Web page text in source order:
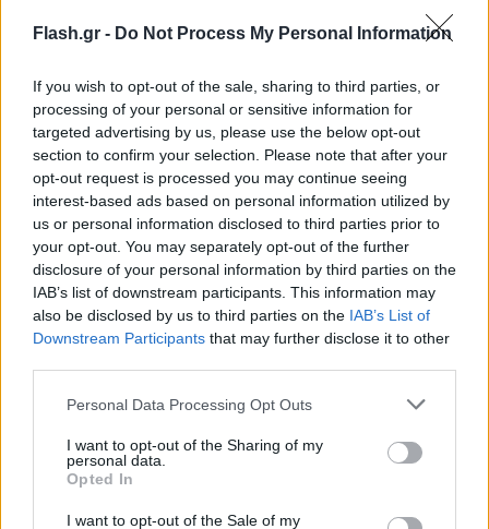
Flash.gr - Do Not Process My Personal Information
If you wish to opt-out of the sale, sharing to third parties, or
processing of your personal or sensitive information for
targeted advertising by us, please use the below opt-out
section to confirm your selection. Please note that after your
opt-out request is processed you may continue seeing
interest-based ads based on personal information utilized by
us or personal information disclosed to third parties prior to
your opt-out. You may separately opt-out of the further
disclosure of your personal information by third parties on the
IAB’s list of downstream participants. This information may
also be disclosed by us to third parties on the IAB’s List of
Downstream Participants that may further disclose it to other
Please note that this website/app uses one or more Google
not limited to your visit or usage behaviour. You may click to
grant or deny consent to Google and its third-party tags to
use your data for below specified purposes in below Google
consent section.
Personal Data Processing Opt Outs
I want to opt-out of the Sharing of my
personal data.
Opted In
I want to opt-out of the Sale of my
Marfin: «Δεν υπάρχει ταυτοποίηση, ίδια εξέταση
είχε γίνει και το 2022» λέει ο δικηγόρος της
46χρονης
08.08.2026 ΓΙΏΡΓΟΣ ΓΕΩΡΓΑΚΌΠΟΥΛΟΣ